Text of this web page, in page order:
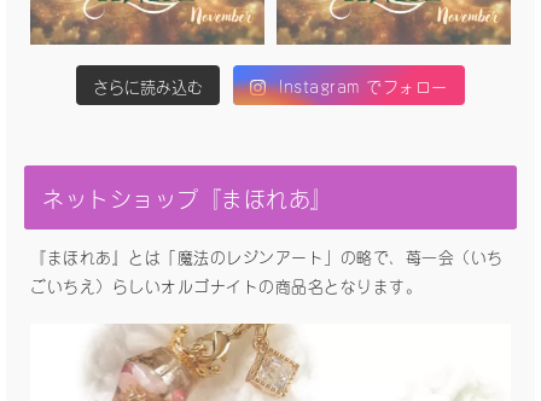
さらに読み込む Instagram でフォロー
ネットショップ『まほれあ』
『まほれあ』とは「魔法のレジンアート」の略で、苺一会（いち
ごいちえ）らしいオルゴナイトの商品名となります。